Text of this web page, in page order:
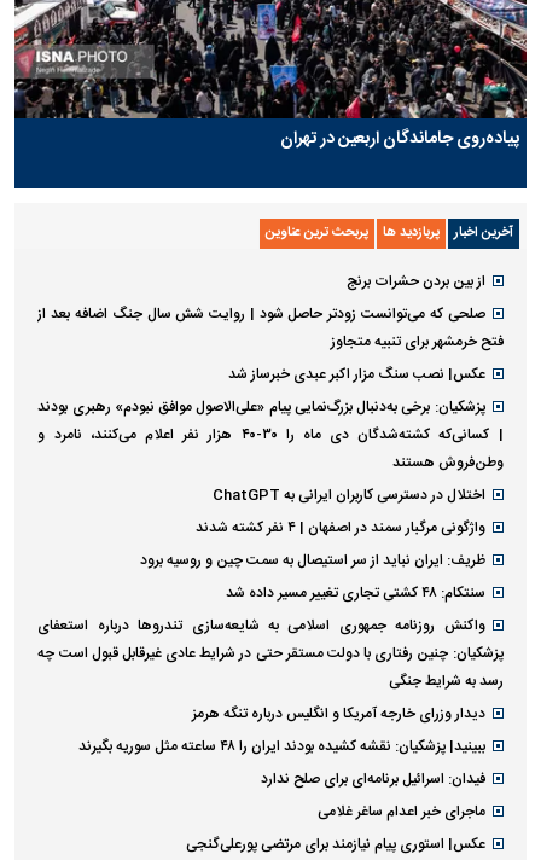
پیاده‌روی جاماندگان اربعین در تهران
آخرین اخبار پربازدید ها پربحث ترین عناوین
از بین بردن حشرات برنج
صلحی که می‌توانست زودتر حاصل شود | روایت شش سال جنگ اضافه بعد از
فتح خرمشهر برای تنبیه متجاوز
عکس| نصب سنگ مزار اکبر عبدی خبرساز شد
پزشکیان: برخی به‌دنبال بزرگ‌نمایی پیام «علی‌الاصول موافق نبودم» رهبری بودند
| کسانی‌که کشته‌شدگان دی ماه را ۳۰-۴۰ هزار نفر اعلام می‌کنند، نامرد و
وطن‌فروش هستند
اختلال در دسترسی کاربران ایرانی به ChatGPT
واژگونی مرگبار سمند در اصفهان | ۴ نفر کشته شدند
ظریف: ایران نباید از سر استیصال به سمت چین و روسیه برود
سنتکام: ۴۸ کشتی تجاری تغییر مسیر داده شد
واکنش روزنامه جمهوری اسلامی به شایعه‌سازی تندروها درباره استعفای
پزشکیان: چنین رفتاری با دولت مستقر حتی در شرایط عادی غیرقابل قبول است چه
رسد به شرایط جنگی
دیدار وزرای خارجه آمریکا و انگلیس درباره تنگه هرمز
ببینید| پزشکیان: نقشه کشیده بودند ایران را ۴۸ ساعته مثل سوریه بگیرند
فیدان: اسرائیل برنامه‌ای برای صلح ندارد
ماجرای خبر اعدام ساغر غلامی
عکس| استوری پیام نیازمند برای مرتضی پورعلی‌گنجی